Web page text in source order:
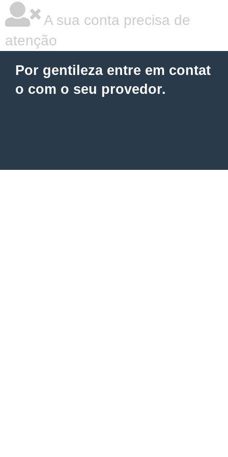
A sua conta precisa de
atenção
Por gentileza entre em contat
o com o seu provedor.